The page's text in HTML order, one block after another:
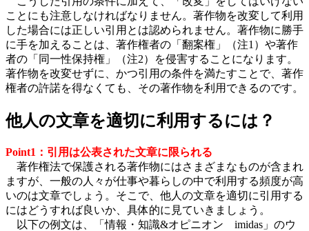
ことにも注意しなければなりません。著作物を改変して利用
した場合には正しい引用とは認められません。著作物に勝手
に手を加えることは、著作権者の「翻案権」
（注1） や著作
者の「同一性保持権」
（注2）
を侵害することになります。
著作物を改変せずに、かつ引用の条件を満たすことで、著作
権者の許諾を得なくても、その著作物を利用できるのです。
他人の文章を適切に利用するには？
Point1：引用は公表された文章に限られる
著作権法で保護される著作物にはさまざまなものが含まれ
ますが、一般の人々が仕事や暮らしの中で利用する頻度が高
いのは文章でしょう。そこで、他人の文章を適切に引用する
にはどうすれば良いか、具体的に見ていきましょう。
以下の例文は、「情報・知識&オピニオン imidas」のウ